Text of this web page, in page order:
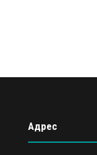
Адрес